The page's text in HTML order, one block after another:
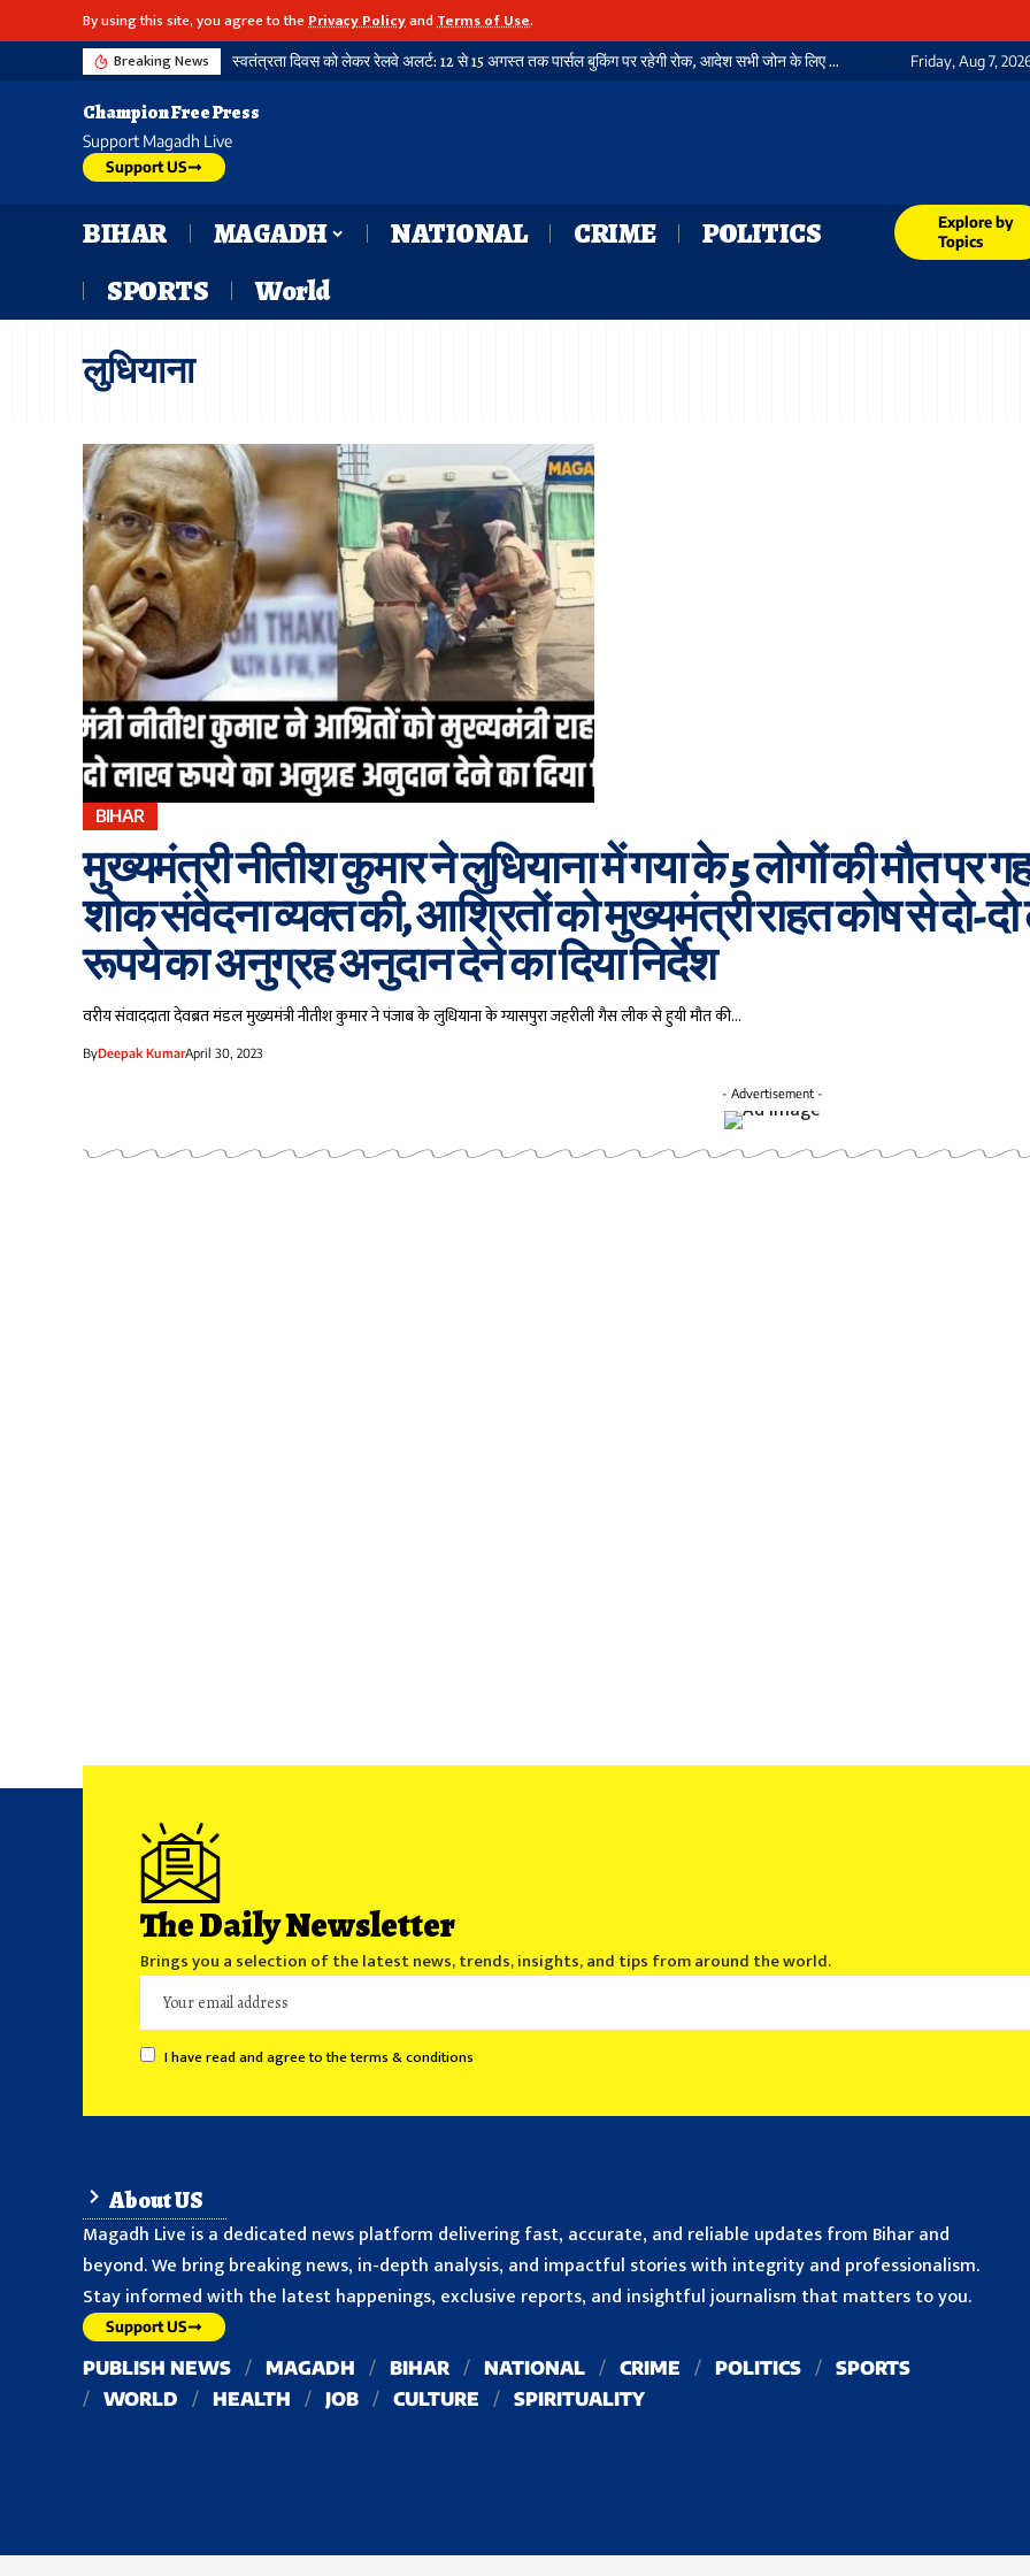
By using this site, you agree to thePrivacy PolicyandTerms of Use.
Breaking News स्वतंत्रता दिवस को लेकर रेलवे अलर्ट: 12 से 15 अगस्त तक पार्सल बुकिंग पर रहेगी रोक, आदेश सभी जोन के लिए जारी Friday, Aug 7,
Champion Free Press
Support Magadh Live
Support US
BIHAR MAGADH NATIONAL CRIME
POLITICS
SPORTS
World
Explore by
Topics
लुधियाना
BIHAR
मुख्यमंत्री नीतीश कुमार ने लुधियाना में गया के 5 लोगों की मौत पर
शोक संवेदना व्यक्त की, आश्रितों को मुख्यमंत्री राहत कोष से दो-
रूपये का अनुग्रह अनुदान देने का दिया निर्देश
वरीय संवाददाता देवब्रत मंडल मुख्यमंत्री नीतीश कुमार ने पंजाब के लुधियाना के ग्यासपुरा जहरीली गैस लीक से हुयी मौत की…
ByDeepak KumarApril 30, 2023
- Advertisement -
The Daily Newsletter
Brings you a selection of the latest news, trends, insights, and tips from around the world.
I have read and agree to the terms & conditions
About US
Magadh Live is a dedicated news platform delivering fast, accurate, and reliable updates from Bihar and
beyond. We bring breaking news, in-depth analysis, and impactful stories with integrity and professionalism.
Stay informed with the latest happenings, exclusive reports, and insightful journalism that matters to you.
Support US
PUBLISH NEWS MAGADH BIHAR NATIONAL CRIME POLITICS
SPORTS
WORLD
HEALTH JOB CULTURE SPIRITUALITY